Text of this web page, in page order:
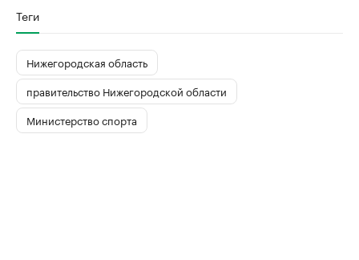
Теги
Нижегородская область
правительство Нижегородской области
Министерство спорта